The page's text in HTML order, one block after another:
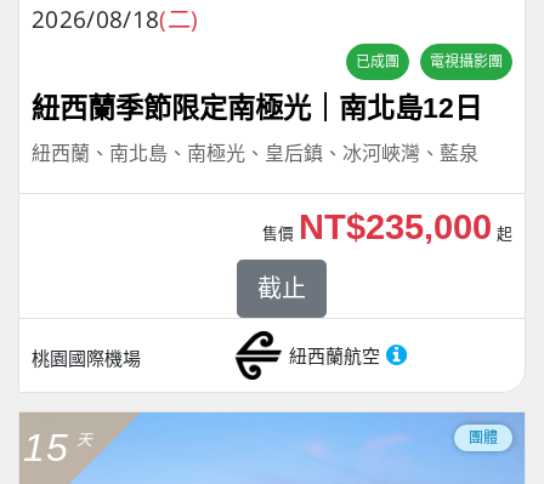
2026/08/18(二)
已成團 電視攝影團
紐西蘭季節限定南極光｜南北島12日
紐西蘭、南北島、南極光、皇后鎮、冰河峽灣、藍泉
桃園國際機場 紐西蘭航空
售價 NT$235,000 起
截止
15 天 團體